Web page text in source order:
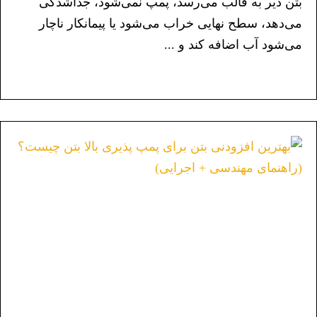
می‌دهد، سطح نهایی خراب می‌شود یا پیمانکار ناچار
می‌شود آب اضافه کند و ...